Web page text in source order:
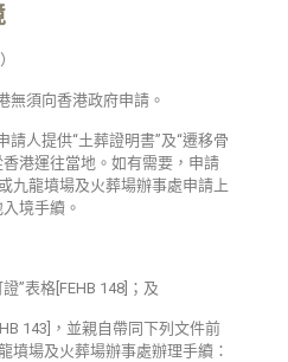
無須向香港政府申請。
人提供“土葬證明書”及“遷移骨
港運往當地。如有需要，申請
九龍墳場及火葬場辦事處申請上
境手續。
”表格[FEHB 148]；及
143]，並親自帶同下列文件前
墳場及火葬場辦事處辦理手續：